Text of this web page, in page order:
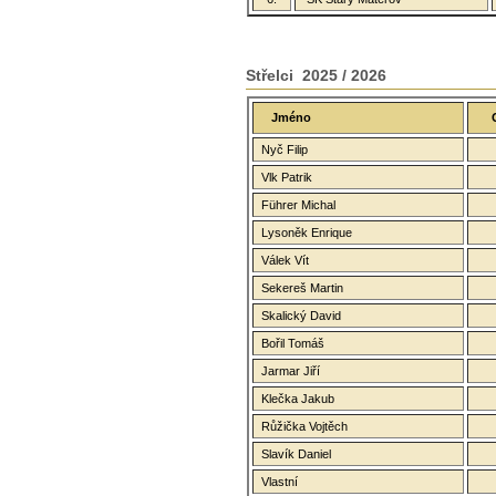
Střelci 2025 / 2026
Jméno
Nyč Filip
Vlk Patrik
Führer Michal
Lysoněk Enrique
Válek Vít
Sekereš Martin
Skalický David
Bořil Tomáš
Jarmar Jiří
Klečka Jakub
Růžička Vojtěch
Slavík Daniel
Vlastní